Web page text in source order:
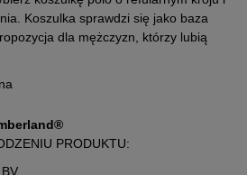
o
Koszulka sprawdzi się jako baza
dla mężczyzn, którzy lubią
PRODUKTU: